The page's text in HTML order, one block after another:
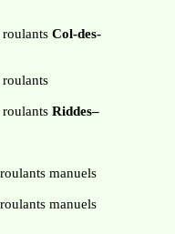
Col-des-
Riddes–
manuels
manuels